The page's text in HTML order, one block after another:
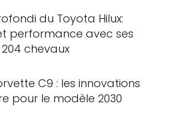
du Toyota Hilux:
performance avec ses
204 chevaux
C9 : les innovations
pour le modèle 2030